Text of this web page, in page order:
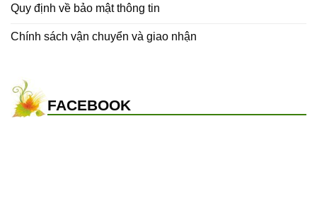
Quy định về bảo mật thông tin
Chính sách vận chuyển và giao nhận
FACEBOOK